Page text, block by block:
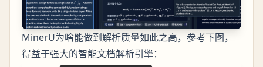
MinerU为啥能做到解析质量如此之高，参考下图，
得益于强大的智能文档解析引擎：